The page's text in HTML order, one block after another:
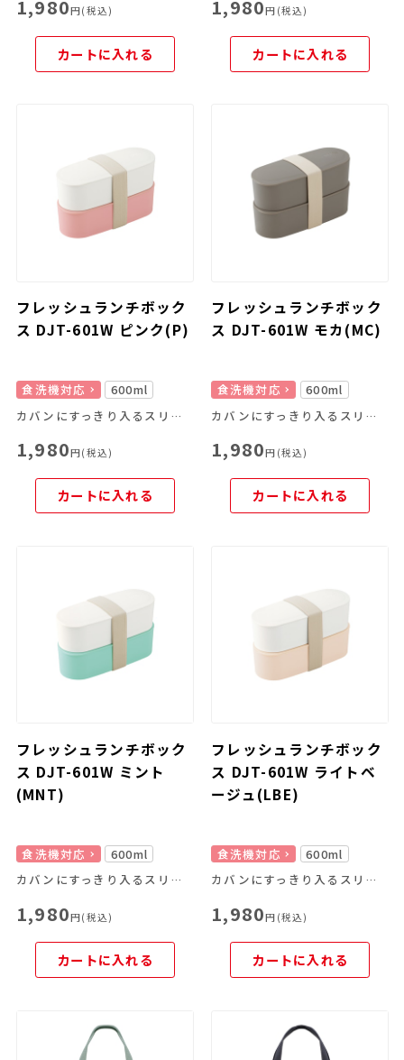
1,980円(税込)
カートに入れる
1,980円(税込)
カートに入れる
フレッシュランチボック
ス DJT-601W ピンク(P)
食洗機対応
600ml
カバンにすっきり入るスリムサイズ！2段式のお弁当箱
1,980円(税込)
カートに入れる
フレッシュランチボック
ス DJT-601W モカ(MC)
食洗機対応
600ml
カバンにすっきり入るスリムサイズ！2段式のお弁当箱
1,980円(税込)
カートに入れる
フレッシュランチボック
ス DJT-601W ミント
(MNT)
食洗機対応
600ml
カバンにすっきり入るスリムサイズ！2段式のお弁当箱
1,980円(税込)
カートに入れる
フレッシュランチボック
ス DJT-601W ライトベ
ージュ(LBE)
食洗機対応
600ml
カバンにすっきり入るスリムサイズ！2段式のお弁当箱
1,980円(税込)
カートに入れる